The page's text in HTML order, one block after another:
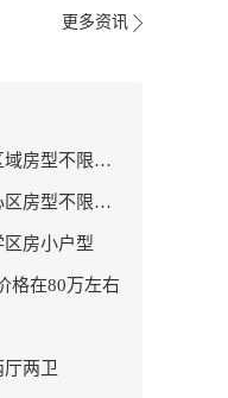
更多资讯
不限装修不限
室一厅一卫简单装修
房小户型
格在80万左右
两卫